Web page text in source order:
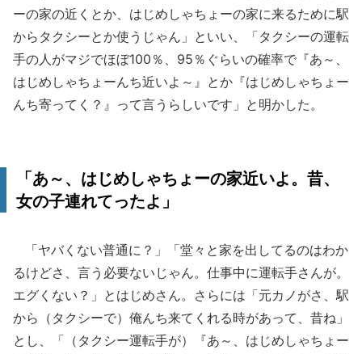
ーの家の近くとか、はじめしゃちょーの家に来るために駅
からタクシーとか使うじゃん」といい、「タクシーの運転
手の人がマジでほぼ100％、95％ぐらいの確率で『あ～、
はじめしゃちょーんち近いよ～』とか『はじめしゃちょー
んち寄ってく？』って言うらしいです」と明かした。
「あ～、はじめしゃちょーの家近いよ。昔、
女の子連れてったよ」
「ヤバくない普通に？」「堂々と家を出してるのはわか
るけどさ、言う必要ないじゃん。仕事中に運転手さんが。
エグくない？」とはじめさん。さらには「元カノがさ、駅
から（タクシーで）俺んち来てくれる時があって、昔ね」
とし、「（タクシー運転手が）『あ～、はじめしゃちょー